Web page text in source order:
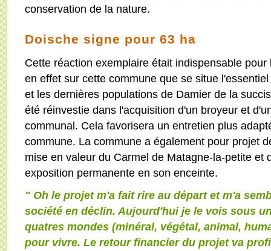
conservation de la nature.
Doische signe pour 63 ha
Cette réaction exemplaire était indispensable
en effet sur cette commune que se situe
et les dernières populations de Damier de la
été réinvestie dans l'acquisition d'un broyeur et
communal. Cela favorisera un entretien plus
commune. La commune a également pour projet
mise en valeur du Carmel de Matagne-la-petite et
exposition permanente en son enceinte.
" Oh le projet m'a fait rire au départ et m'a
société en déclin. Aujourd'hui je le vois sous
quatres mondes (minéral, végétal, animal,
pour vivre. Le retour financier du projet va